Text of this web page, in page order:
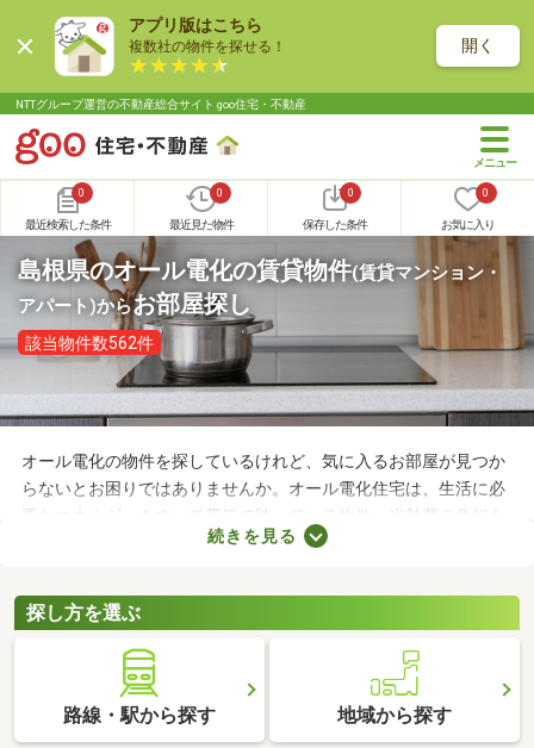
アプリ版はこちら
複数社の物件を探せる！ 開く
NTTグループ運営の不動産総合サイト goo住宅・不動産
0
最近検索した条件
0
最近見た物件
0
保存した条件
0
お気に入り
島根県のオール電化の賃貸物件(賃貸マンション・
アパート)からお部屋探し
該当物件数562件
オール電化の物件を探しているけれど、気に入るお部屋が見つか
らないとお困りではありませんか。オール電化住宅は、生活に必
要なエネルギーをすべて電気で賄っている物件。光熱費の負担を
抑える、ガスの使用による火災リスクがないなどのメリットがあ
を紹介します。
続きを見る
探し方を選ぶ
路線・駅から探す 地域から探す